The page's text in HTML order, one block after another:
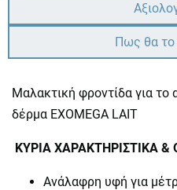
Πως θα
Μαλακτική φροντίδα για το
δέρμα EXOMEGA LAIT
ΚΥΡΙΑ ΧΑΡΑΚΤΗΡΙΣΤΙΚΑ &
Ανάλαφρη υφή για